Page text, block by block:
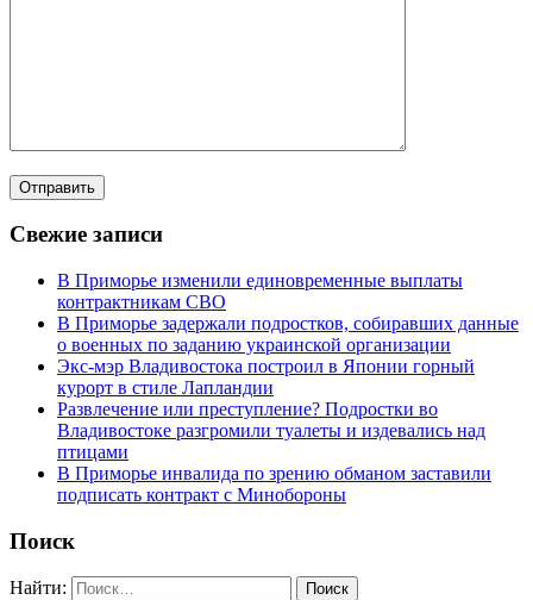
Свежие записи
В Приморье изменили единовременные выплаты
контрактникам СВО
В Приморье задержали подростков, собиравших данные
о военных по заданию украинской организации
Экс-мэр Владивостока построил в Японии горный
курорт в стиле Лапландии
Развлечение или преступление? Подростки во
Владивостоке разгромили туалеты и издевались над
птицами
В Приморье инвалида по зрению обманом заставили
подписать контракт с Минобороны
Поиск
Найти: